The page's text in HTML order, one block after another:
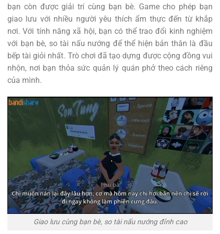
bạn còn được giải trí cùng bạn bè. Game cho phép bạn
giao lưu với nhiều người yêu thích ẩm thực đến từ khắp
nơi. Với tính năng xã hội, bạn có thể trao đổi kinh nghiệm
với bạn bè, so tài nấu nướng để thể hiện bản thân là đầu
bếp tài giỏi nhất. Trò chơi đã tạo dựng được cộng đồng vui
nhộn, nơi bạn thỏa sức quản lý quán phở theo cách riêng
của mình.
Giao lưu cùng bạn bè, so tài nấu nướng đỉnh cao